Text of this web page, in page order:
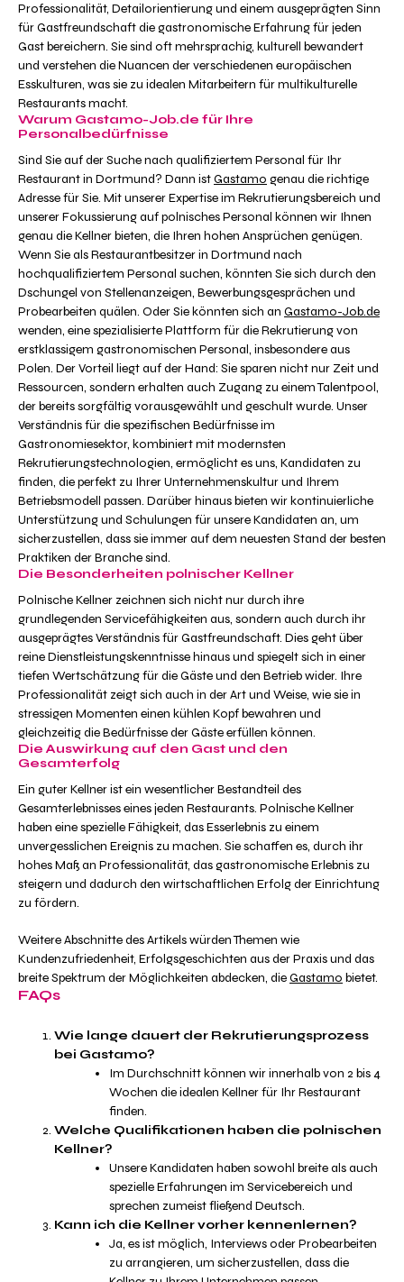
Professionalität, Detailorientierung und einem ausgeprägten Sinn
für Gastfreundschaft die gastronomische Erfahrung für jeden
Gast bereichern. Sie sind oft mehrsprachig, kulturell bewandert
und verstehen die Nuancen der verschiedenen europäischen
Esskulturen, was sie zu idealen Mitarbeitern für multikulturelle
Restaurants macht.
Warum Gastamo-Job.de für Ihre
Personalbedürfnisse
Sind Sie auf der Suche nach qualifiziertem Personal für Ihr
Restaurant in Dortmund? Dann istGastamo genau die richtige
Adresse für Sie. Mit unserer Expertise im Rekrutierungsbereich und
unserer Fokussierung auf polnisches Personal können wir Ihnen
genau die Kellner bieten, die Ihren hohen Ansprüchen genügen.
Wenn Sie als Restaurantbesitzer in Dortmund nach
hochqualifiziertem Personal suchen, könnten Sie sich durch den
Dschungel von Stellenanzeigen, Bewerbungsgesprächen und
Probearbeiten quälen. Oder Sie könnten sich an Gastamo-Job.de
wenden, eine spezialisierte Plattform für die Rekrutierung von
erstklassigem gastronomischen Personal, insbesondere aus
Polen. Der Vorteil liegt auf der Hand: Sie sparen nicht nur Zeit und
Ressourcen, sondern erhalten auch Zugang zu einem Talentpool,
der bereits sorgfältig vorausgewählt und geschult wurde. Unser
Verständnis für die spezifischen Bedürfnisse im
Gastronomiesektor, kombiniert mit modernsten
Rekrutierungstechnologien, ermöglicht es uns, Kandidaten zu
finden, die perfekt zu Ihrer Unternehmenskultur und Ihrem
Betriebsmodell passen. Darüber hinaus bieten wir kontinuierliche
Unterstützung und Schulungen für unsere Kandidaten an, um
sicherzustellen, dass sie immer auf dem neuesten Stand der besten
Praktiken der Branche sind.
Die Besonderheiten polnischer Kellner
Polnische Kellner zeichnen sich nicht nur durch ihre
grundlegenden Servicefähigkeiten aus, sondern auch durch ihr
ausgeprägtes Verständnis für Gastfreundschaft. Dies geht über
reine Dienstleistungskenntnisse hinaus und spiegelt sich in einer
tiefen Wertschätzung für die Gäste und den Betrieb wider. Ihre
Professionalität zeigt sich auch in der Art und Weise, wie sie in
stressigen Momenten einen kühlen Kopf bewahren und
gleichzeitig die Bedürfnisse der Gäste erfüllen können.
Die Auswirkung auf den Gast und den
Gesamterfolg
Ein guter Kellner ist ein wesentlicher Bestandteil des
Gesamterlebnisses eines jeden Restaurants. Polnische Kellner
haben eine spezielle Fähigkeit, das Esserlebnis zu einem
unvergesslichen Ereignis zu machen. Sie schaffen es, durch ihr
hohes Maß an Professionalität, das gastronomische Erlebnis zu
steigern und dadurch den wirtschaftlichen Erfolg der Einrichtung
zu fördern.
Weitere Abschnitte des Artikels würden Themen wie
Kundenzufriedenheit, Erfolgsgeschichten aus der Praxis und das
breite Spektrum der Möglichkeiten abdecken, dieGastamo bietet.
FAQs
Wie lange dauert der Rekrutierungsprozess
bei Gastamo?
Im Durchschnitt können wir innerhalb von 2 bis 4
Wochen die idealen Kellner für Ihr Restaurant
finden.
Welche Qualifikationen haben die polnischen
Kellner?
Unsere Kandidaten haben sowohl breite als auch
spezielle Erfahrungen im Servicebereich und
sprechen zumeist fließend Deutsch.
Kann ich die Kellner vorher kennenlernen?
Ja, es ist möglich, Interviews oder Probearbeiten
zu arrangieren, um sicherzustellen, dass die